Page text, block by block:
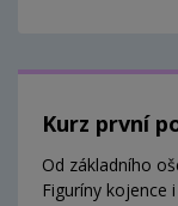
Kurz první
Od základního
Figuríny kojence